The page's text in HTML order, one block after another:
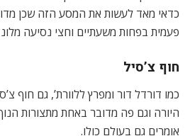
כדאי מאד לעשות את המסע הזה שכן
פעמית בפחות משעתיים וחצי נסיעה
חוף צ’סיל
כמו דורדל דור ומפרץ ללוורת’, גם חוף
היורה וגם פה מדובר באחת מתצורות
אומרים גם בעולם כולו.